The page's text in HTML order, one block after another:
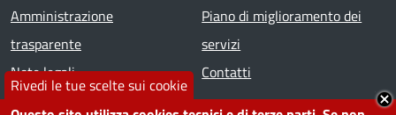
Rivedi le tue scelte sui cookie
Amministrazione
trasparente
Note legali
Piano di miglioramento dei
servizi
Contatti